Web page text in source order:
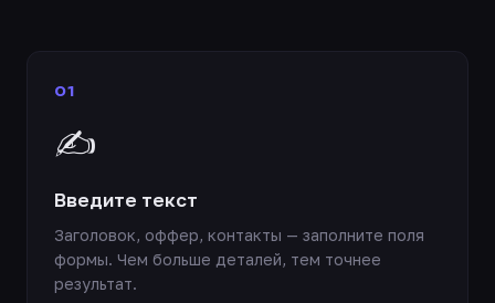
01
✍️
Введите текст
Заголовок, оффер, контакты — заполните поля
формы. Чем больше деталей, тем точнее
результат.